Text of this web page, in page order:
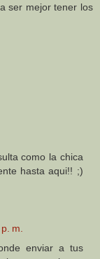
ser mejor tener los
como la chica
hasta aqui!! ;)
m.
enviar a tus